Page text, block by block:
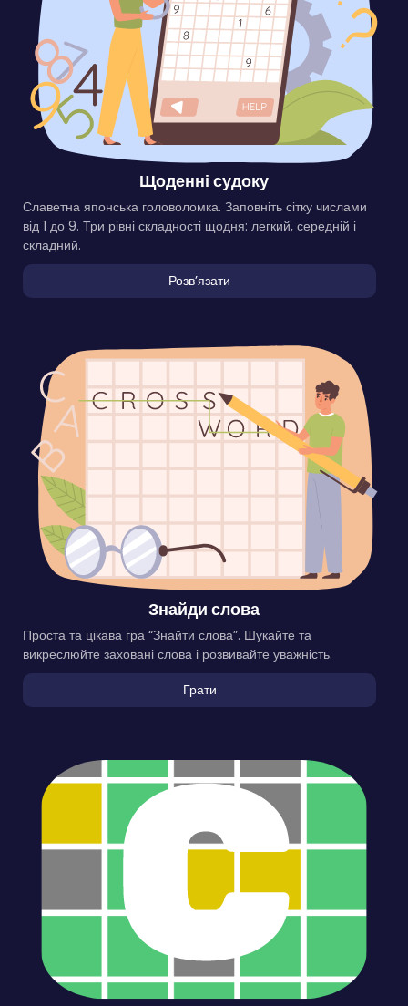
Щоденні судоку
Славетна японська головоломка. Заповніть сітку числами
від 1 до 9. Три рівні складності щодня: легкий, середній і
складний.
Розвʼязати
Знайди слова
Проста та цікава гра “Знайти слова”. Шукайте та
викреслюйте заховані слова і розвивайте уважність.
Грати